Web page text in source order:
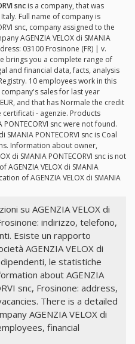
snc is a company, that was
Full name of company is
snc, company assigned to the
AGENZIA VELOX di SMANIA
03100 Frosinone (FR) | v.
brings you a complete range of
and financial data, facts, analysis
10 employees work in this
company's sales for last year
and that has Normale the credit
- agenzie. Products
PONTECORVI snc were not found.
SMANIA PONTECORVI snc is Coal
Information about owner,
di SMANIA PONTECORVI snc is not
VELOX di SMANIA
of AGENZIA VELOX di SMANIA
su AGENZIA VELOX di
indirizzo, telefono,
Esiste un rapporto
AGENZIA VELOX di
dipendenti, le statistiche
about AGENZIA
snc, Frosinone: address,
There is a detailed
AGENZIA VELOX di
financial